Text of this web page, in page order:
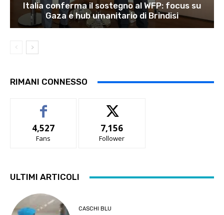
Italia conferma il sostegno al WFP: focus su
Gaza e hub umanitario di Brindisi
RIMANI CONNESSO
4,527
Fans
7,156
Follower
ULTIMI ARTICOLI
CASCHI BLU